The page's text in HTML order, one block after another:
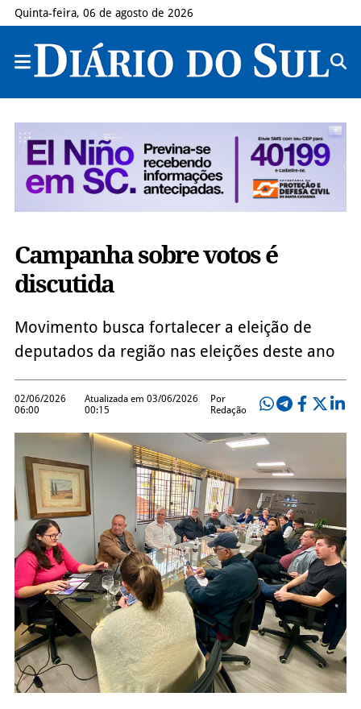
Quinta-feira, 06 de agosto de 2026
Campanha sobre votos é
discutida
Movimento busca fortalecer a eleição de
deputados da região nas eleições deste ano
02/06/2026
06:00
Atualizada em 03/06/2026
00:15
Por
Redação